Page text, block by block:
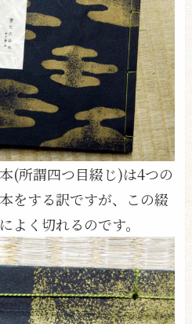
(所謂四つ目綴じ)は4つの
をする訳ですが、この綴
よく切れるのです。